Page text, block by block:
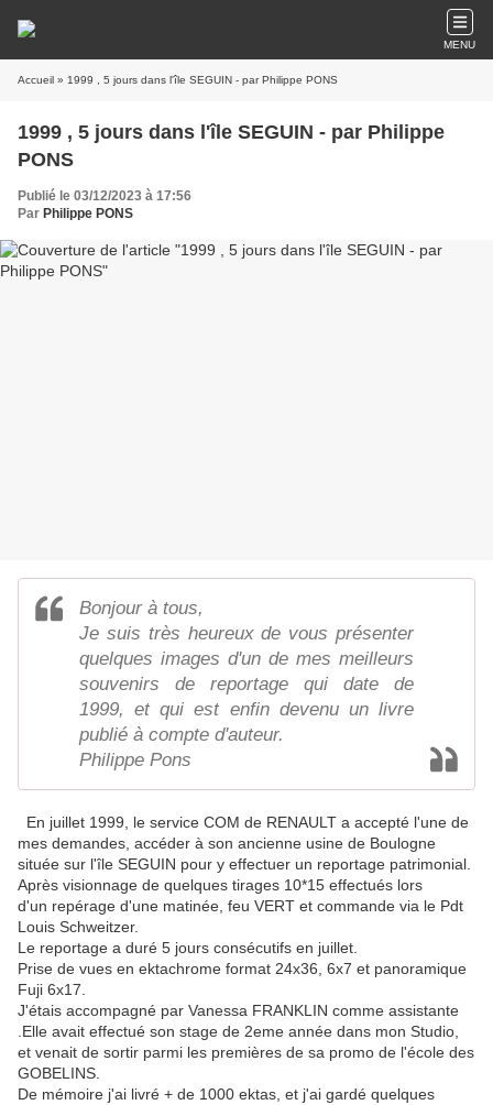
MENU
Accueil » 1999 , 5 jours dans l'île SEGUIN - par Philippe PONS
1999 , 5 jours dans l'île SEGUIN - par Philippe
PONS
Publié le 03/12/2023 à 17:56
Par Philippe PONS
Bonjour à tous,
Je suis très heureux de vous présenter
quelques images d'un de mes meilleurs
souvenirs de reportage qui date de
1999, et qui est enfin devenu un livre
publié à compte d'auteur.
Philippe Pons
En juillet 1999, le service COM de RENAULT a accepté l'une de
mes demandes, accéder à son ancienne usine de Boulogne
située sur l'île SEGUIN pour y effectuer un reportage patrimonial.
Après visionnage de quelques tirages 10*15 effectués lors
d'un repérage d'une matinée, feu VERT et commande via le Pdt
Louis Schweitzer.
Le reportage a duré 5 jours consécutifs en juillet.
Prise de vues en ektachrome format 24x36, 6x7 et panoramique
Fuji 6x17.
J'étais accompagné par Vanessa FRANKLIN comme assistante
.Elle avait effectué son stage de 2eme année dans mon Studio,
et venait de sortir parmi les premières de sa promo de l'école des
GOBELINS.
De mémoire j'ai livré + de 1000 ektas, et j'ai gardé quelques